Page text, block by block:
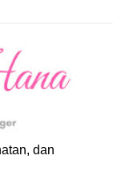
dan